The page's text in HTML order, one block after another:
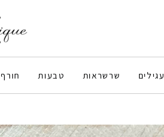
עגילים שרשראות טבעות חורף